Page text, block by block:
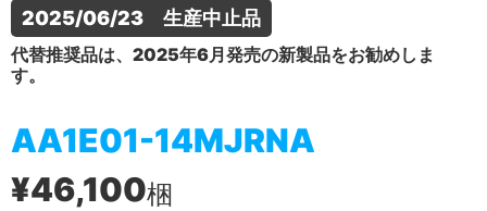
2025/06/23　生産中止品
代替推奨品は、2025年6月発売の新製品をお勧めしま
す。
AA1E01-14MJRNA
¥46,100梱